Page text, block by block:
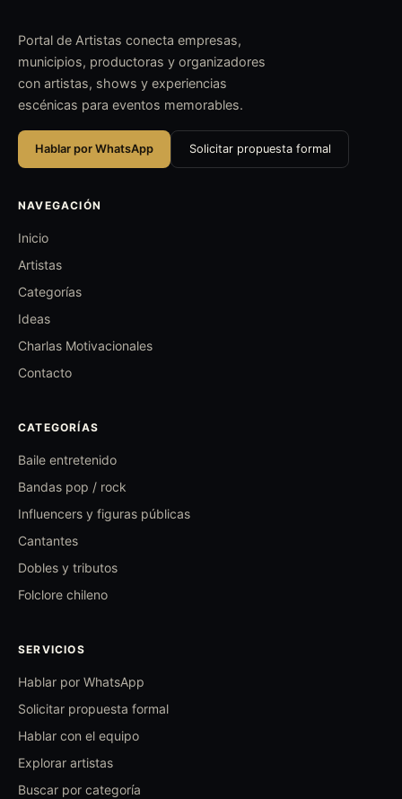
Portal de Artistas conecta empresas,
municipios, productoras y organizadores
con artistas, shows y experiencias
escénicas para eventos memorables.
Hablar por WhatsApp Solicitar propuesta formal
NAVEGACIÓN
Inicio
Artistas
Categorías
Ideas
Charlas Motivacionales
Contacto
CATEGORÍAS
Baile entretenido
Bandas pop / rock
Influencers y figuras públicas
Cantantes
Dobles y tributos
Folclore chileno
SERVICIOS
Hablar por WhatsApp
Solicitar propuesta formal
Hablar con el equipo
Explorar artistas
Buscar por categoría